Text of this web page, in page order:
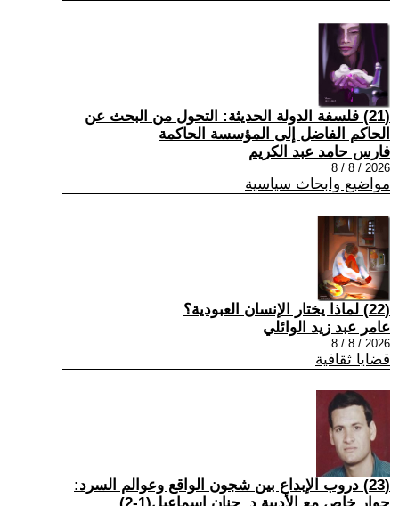
(21) فلسفة الدولة الحديثة: التحول من البحث عن
الحاكم الفاضل إلى المؤسسة الحاكمة
فارس حامد عبد الكريم
2026 / 8 / 8
مواضيع وابحاث سياسية
(22) لماذا يختار الإنسان العبودية؟
عامر عبد زيد الوائلي
2026 / 8 / 8
قضايا ثقافية
(23) دروب الإبداع بين شجون الواقع وعوالم السرد: